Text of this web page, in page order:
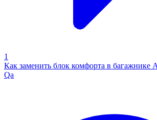
1
Как заменить блок комфорта в багажнике
Qa